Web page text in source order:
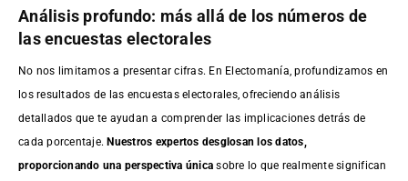
Análisis profundo: más allá de los números de
las encuestas electorales
No nos limitamos a presentar cifras. En Electomanía, profundizamos en
los resultados de las encuestas electorales, ofreciendo análisis
detallados que te ayudan a comprender las implicaciones detrás de
cada porcentaje.Nuestros expertos desglosan los datos,
proporcionando una perspectiva única sobre lo que realmente significan